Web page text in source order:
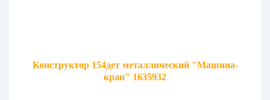
Конструктор 154дет металлический "Машина-
кран" 1635932